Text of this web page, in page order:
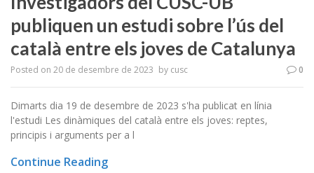
publiquen un estudi sobre l’ús del
català entre els joves de Catalunya
Posted on 20 de desembre de 2023 by cusc 0
Dimarts dia 19 de desembre de 2023 s'ha publicat en línia
l'estudi Les dinàmiques del català entre els joves: reptes,
principis i arguments per a l
Continue Reading